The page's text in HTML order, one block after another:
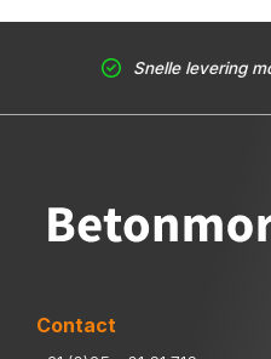
Snelle levering mogelijk
Contact